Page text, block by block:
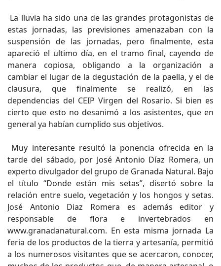
La lluvia ha sido una de las grandes protagonistas de
estas jornadas, las previsiones amenazaban con la
suspensión de las jornadas, pero finalmente, esta
apareció el ultimo día, en el tramo final, cayendo de
manera copiosa, obligando a la organización a
cambiar el lugar de la degustación de la paella, y el de
clausura, que finalmente se realizó, en las
dependencias del CEIP Virgen del Rosario. Si bien es
cierto que esto no desanimó a los asistentes, que en
general ya habían cumplido sus objetivos.
Muy interesante resultó la ponencia ofrecida en la
tarde del sábado, por José Antonio Díaz Romera, un
experto divulgador del grupo de Granada Natural. Bajo
el título “Donde están mis setas”, disertó sobre la
relación entre suelo, vegetación y los hongos y setas.
José Antonio Diaz Romera es además editor y
responsable de flora e invertebrados en
www.granadanatural.com. En esta misma jornada La
feria de los productos de la tierra y artesanía, permitió
a los numerosos visitantes que se acercaron, conocer,